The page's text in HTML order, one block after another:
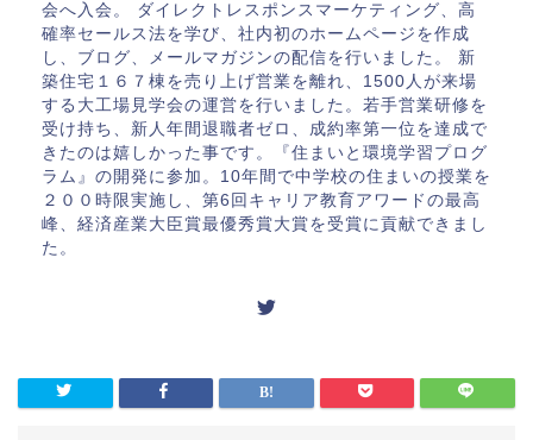
会へ入会。 ダイレクトレスポンスマーケティング、高
確率セールス法を学び、社内初のホームページを作成
し、ブログ、メールマガジンの配信を行いました。 新
築住宅１６７棟を売り上げ営業を離れ、1500人が来場
する大工場見学会の運営を行いました。若手営業研修を
受け持ち、新人年間退職者ゼロ、成約率第一位を達成で
きたのは嬉しかった事です。『住まいと環境学習プログ
ラム』の開発に参加。10年間で中学校の住まいの授業を
２００時限実施し、第6回キャリア教育アワードの最高
峰、経済産業大臣賞最優秀賞大賞を受賞に貢献できまし
た。